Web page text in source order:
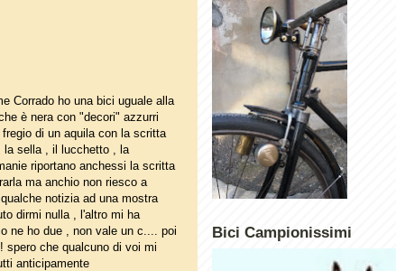
Corrado ho una bici uguale alla
è nera con "decori" azzurri
di un aquila con la scritta
sella , il lucchetto , la
riportano anchessi la scritta
ma anchio non riesco a
notizia ad una mostra
dirmi nulla , l'altro mi ha
ne ho due , non vale un c.... poi
spero che qualcuno di voi mi
anticipamente
Bici Campionissimi